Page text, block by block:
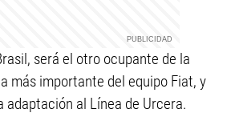
será el otro ocupante de la
más importante del equipo Fiat, y
adaptación al Línea de Urcera.